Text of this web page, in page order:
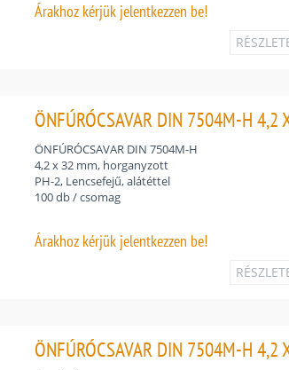
Árakhoz kérjük jelentkezzen be!
ÖNFÚRÓCSAVAR DIN 7504M-H
ÖNFÚRÓCSAVAR DIN 7504M-H
4,2 x 32 mm, horganyzott
PH-2, Lencsefejű, alátéttel
100 db / csomag
Árakhoz kérjük jelentkezzen be!
ÖNFÚRÓCSAVAR DIN 7504M-H